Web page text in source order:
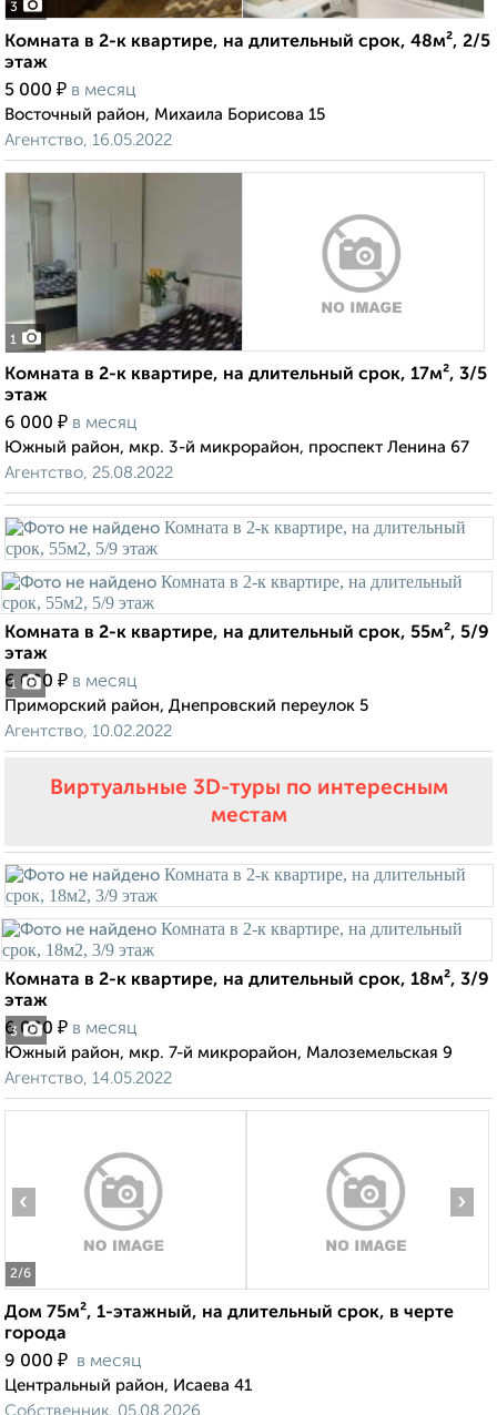
3
Комната в 2-к квартире, на длительный срок, 48м², 2/5
этаж
5 000 ₽ в месяц
Восточный район, Михаила Борисова 15
Агентство, 16.05.2022
1
Комната в 2-к квартире, на длительный срок, 17м², 3/5
этаж
6 000 ₽ в месяц
Южный район, мкр. 3-й микрорайон, проспект Ленина 67
Агентство, 25.08.2022
1
Комната в 2-к квартире, на длительный срок, 55м², 5/9
этаж
6 000 ₽ в месяц
Приморский район, Днепровский переулок 5
Агентство, 10.02.2022
Виртуальные 3D-туры по интересным
местам
3
Комната в 2-к квартире, на длительный срок, 18м², 3/9
этаж
6 000 ₽ в месяц
Южный район, мкр. 7-й микрорайон, Малоземельская 9
Агентство, 14.05.2022
2/6
‹ ›
Дом 75м², 1-этажный, на длительный срок, в черте
города
9 000 ₽ в месяц
Центральный район, Исаева 41
Собственник, 05.08.2026